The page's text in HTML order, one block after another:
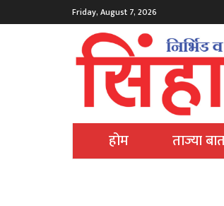
Friday, August 7, 2026
होम ताज्या